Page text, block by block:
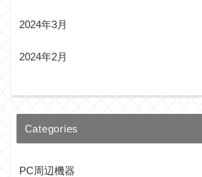
2024年3月
2024年2月
Categories
PC周辺機器